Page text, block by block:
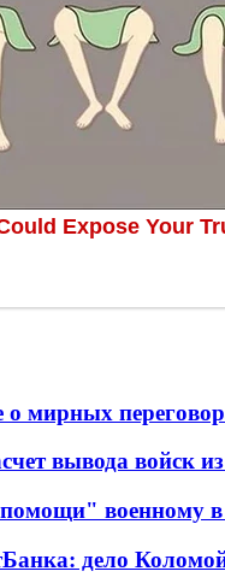
о мирных
вывода войск
военному
дело